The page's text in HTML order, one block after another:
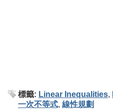
標籤: Linear Inequalities,
一次不等式, 線性規劃